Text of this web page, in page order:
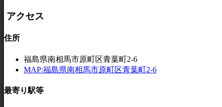
アクセス
住所
福島県南相馬市原町区青葉町2-6
MAP:福島県南相馬市原町区青葉町2-6
最寄り駅等